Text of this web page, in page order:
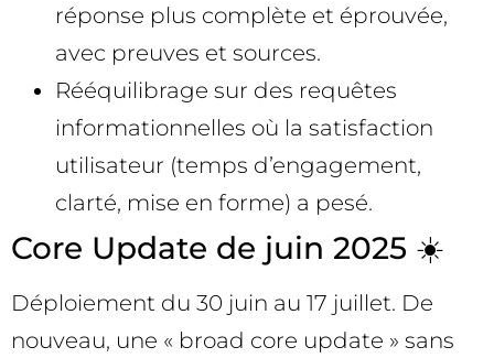
réponse plus complète et éprouvée,
avec preuves et sources.
Rééquilibrage sur des requêtes
informationnelles où la satisfaction
utilisateur (temps d’engagement,
clarté, mise en forme) a pesé.
Core Update de juin 2025 ☀️
Déploiement du 30 juin au 17 juillet. De
nouveau, une « broad core update » sans